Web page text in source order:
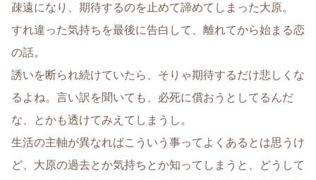
疎遠になり、期待するのを止めて諦めてしまった大原。
すれ違った気持ちを最後に告白して、離れてから始まる恋
の話。
誘いを断られ続けていたら、そりゃ期待するだけ悲しくな
るよね。言い訳を聞いても、必死に償おうとしてるんだ
な、とかも透けてみえてしまうし。
生活の主軸が異なればこういう事ってよくあるとは思うけ
ど、大原の過去とか気持ちとか知ってしまうと、どうして